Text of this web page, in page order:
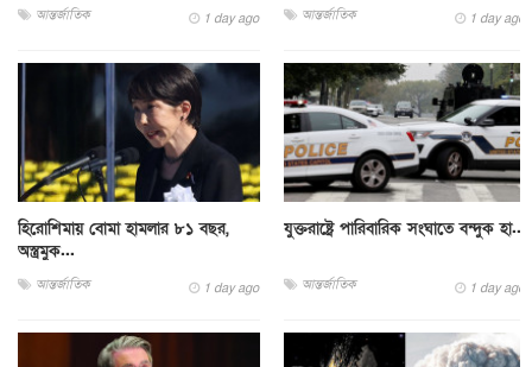
আন্তর্জাতিক 1 day ago আন্তর্জাতিক 1 day ago
হিরোশিমায় বোমা হামলার ৮১ বছর,
অস্ত্রমুক...
আন্তর্জাতিক 1 day ago
যুক্তরাষ্ট্রে পারিবারিক সংঘাতে বন্দুক হা...
আন্তর্জাতিক 1 day ago